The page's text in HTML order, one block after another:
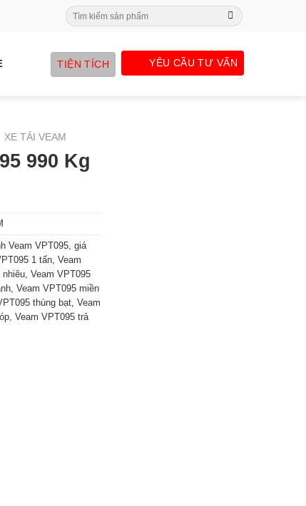
Search
for:
TIỆN TÍCH YÊU CẦU TƯ VẤN
XE TẢI VEAM
990 Kg
Veam VPT095 giá
1 tấn Veam
nhiêu Veam VPT095
Veam VPT095 miền
thùng bạt Veam
Veam VPT095 trả